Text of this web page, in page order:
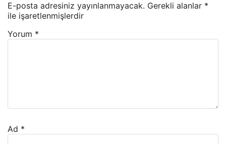
E-posta adresiniz yayınlanmayacak. Gerekli alanlar *
ile işaretlenmişlerdir
Yorum *
Ad *